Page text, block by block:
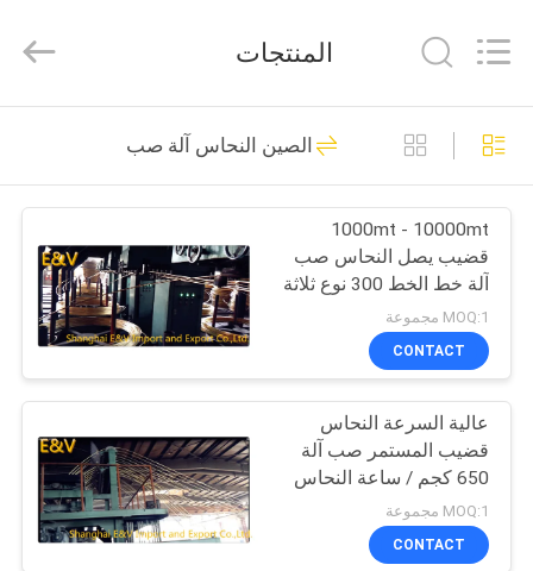
الصفحة
الرئيسية
منتجات
معلومات
جولة
المعمل
MACHINERY
CO.,LTD..
Reserved.
النحاس المستمر صب
آلة
47
إلى الأعلى الذين
يدلون بالجهاز
40
المنتجات
الصين النحاس آلة صب
1000mt - 10000mt
قضيب يصل النحاس صب
آلة خط الخط 300 نوع ثلاثة
الجسم الفرن
MOQ:1 مجموعة
CONTACT
عالية السرعة النحاس
قضيب المستمر صب آلة
650 كجم / ساعة النحاس
ذوبان السرعة
MOQ:1 مجموعة
CONTACT